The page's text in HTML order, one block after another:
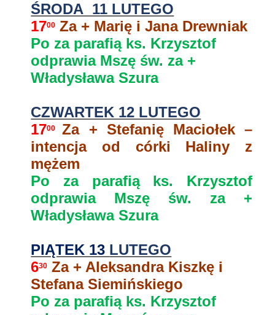
ŚRODA 11 LUTEGO
1700 Za + Marię i Jana Drewniak
Po za parafią ks. Krzysztof
odprawia Mszę św. za +
Władysława Szura
CZWARTEK 12 LUTEGO
1700 Za + Stefanię Maciołek –
intencja od córki Haliny z
mężem
Po za parafią ks. Krzysztof
odprawia Mszę św. za +
Władysława Szura
PIĄTEK 13 LUTEGO
630 Za + Aleksandra Kiszkę i
Stefana Siemińskiego
Po za parafią ks. Krzysztof